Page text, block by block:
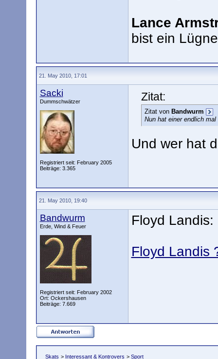
Lance
bist ein
21. May 2010, 17:01
Sacki
Dummschwätzer
Registriert seit: February 2005
Beiträge: 3.365
Zitat:
Zitat von Bandwurm
Nun hat einer endlich
Und wer hat
21. May 2010, 19:40
Bandwurm
Erde, Wind & Feuer
Registriert seit: February 2002
Ort: Ockershausen
Beiträge: 7.669
Floyd Landis:
Floyd Landis
Skats > Interessant & Kontrovers > Sport